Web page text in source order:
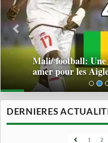
Mali/ football:
amer pour les
DERNIERES
1 2